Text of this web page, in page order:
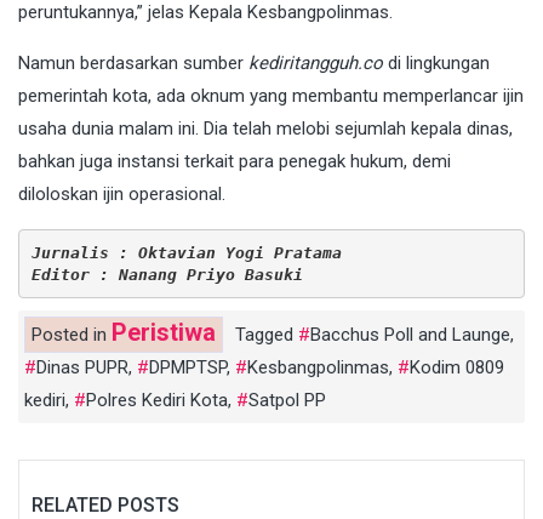
peruntukannya,” jelas Kepala Kesbangpolinmas.
Namun berdasarkan sumber kediritangguh.co di lingkungan
pemerintah kota, ada oknum yang membantu memperlancar ijin
usaha dunia malam ini. Dia telah melobi sejumlah kepala dinas,
bahkan juga instansi terkait para penegak hukum, demi
diloloskan ijin operasional.
Jurnalis : Oktavian Yogi Pratama
Editor : Nanang Priyo Basuki
Posted in Peristiwa Tagged Bacchus Poll and Launge,
Dinas PUPR, DPMPTSP, Kesbangpolinmas,
Kodim 0809
kediri, Polres Kediri Kota, Satpol PP
RELATED POSTS